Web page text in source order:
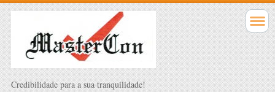
Credibilidade para a sua tranquilidade!